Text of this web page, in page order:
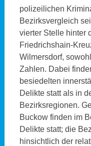
polizeilichen
Bezirksvergleich
vierter Stelle hinter
Friedrichshain-
Wilmersdorf,
Zahlen. Dabei
besiedelten
Delikte statt als in
Bezirksregionen.
Buckow finden im
Delikte statt; die
hinsichtlich der